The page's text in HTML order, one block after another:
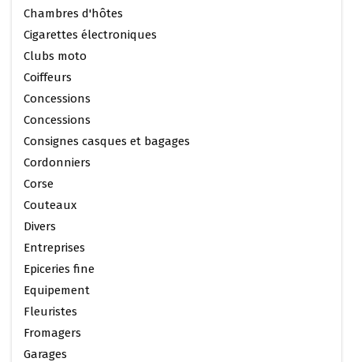
Chambres d'hôtes
Cigarettes électroniques
Clubs moto
Coiffeurs
Concessions
Concessions
Consignes casques et bagages
Cordonniers
Corse
Couteaux
Divers
Entreprises
Epiceries fine
Equipement
Fleuristes
Fromagers
Garages